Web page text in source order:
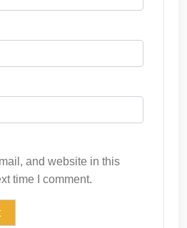
and website in this
time I comment.